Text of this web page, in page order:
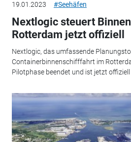
19.01.2023 #Seehäfen
Nextlogic steuert
Rotterdam jetzt offiziell
Nextlogic, das umfassende
Containerbinnenschifffahrt im
Pilotphase beendet und ist jetzt offiziell